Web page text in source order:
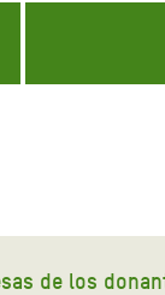
por la
de los